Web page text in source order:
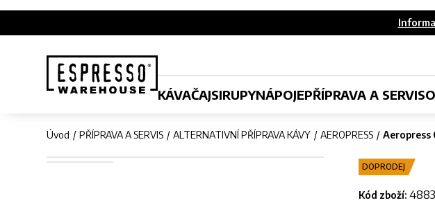
KÁVAČAJSIRUPYNÁPOJEPŘÍPRAVA A SERVIS
Úvod PŘÍPRAVA A SERVIS ALTERNATIVNÍ PŘÍPRAVA KÁVY AEROPRESS Aeropress
DOPRODEJ
Kód zboží: